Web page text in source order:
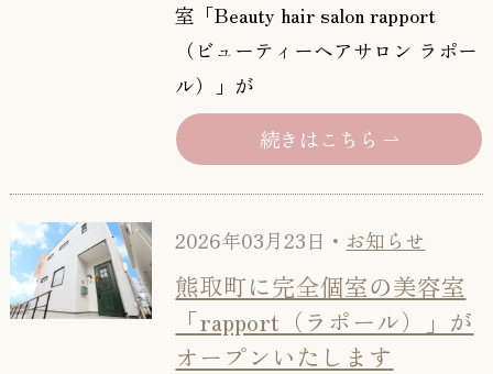
室「Beauty hair salon rapport
（ビューティーヘアサロン ラポー
ル）」が
続きはこちら
2026年03月23日・ お知らせ
熊取町に完全個室の美容室
「rapport（ラポール）」が
オープンいたします